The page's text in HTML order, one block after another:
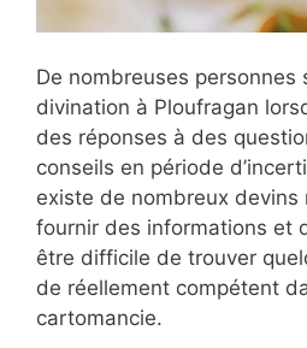
De nombreuses personnes
divination à Ploufragan
des réponses à des
conseils en période
existe de nombreux devins
fournir des informations et
être difficile de trouver
de réellement compétent
cartomancie.